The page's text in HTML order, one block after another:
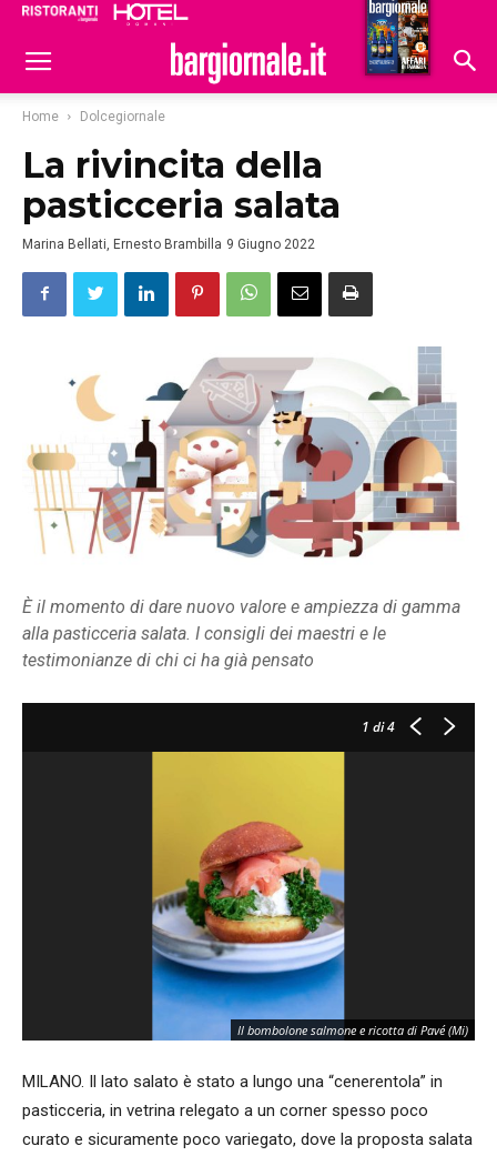
Hoteldomani
Home Dolcegiornale
La rivincita della
pasticceria salata
Marina Bellati, Ernesto Brambilla 9 Giugno 2022
È il momento di dare nuovo valore e ampiezza di gamma
alla pasticceria salata. I consigli dei maestri e le
testimonianze di chi ci ha già pensato
1 di 4
Il bombolone salmone e ricotta di Pavé (Mi)
MILANO. Il lato salato è stato a lungo una “cenerentola” in
pasticceria, in vetrina relegato a un corner spesso poco
curato e sicuramente poco variegato, dove la proposta salata